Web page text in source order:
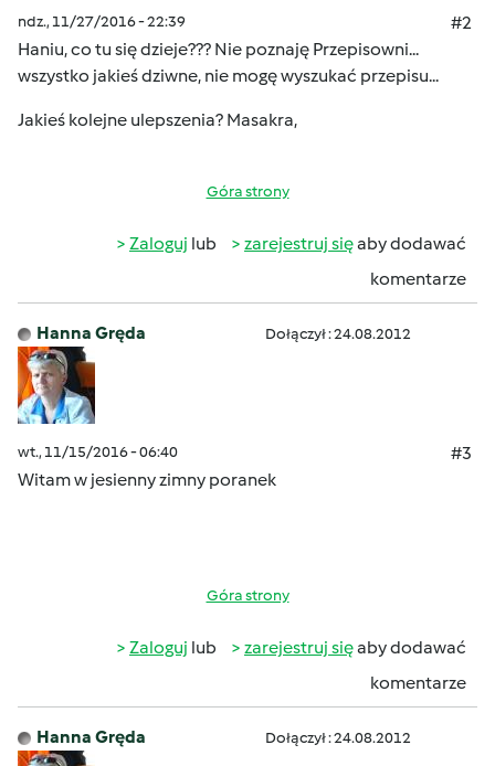
ndz., 11/27/2016 - 22:39
#2
Haniu, co tu się dzieje??? Nie poznaję Przepisowni...
wszystko jakieś dziwne, nie mogę wyszukać przepisu...
Jakieś kolejne ulepszenia? Masakra,
Góra strony
Zaloguj lub zarejestruj sięaby dodawać
komentarze
Hanna Gręda Dołączył : 24.08.2012
wt., 11/15/2016 - 06:40
#3
Witam w jesienny zimny poranek
Góra strony
Zaloguj lub zarejestruj sięaby dodawać
komentarze
Hanna Gręda Dołączył : 24.08.2012